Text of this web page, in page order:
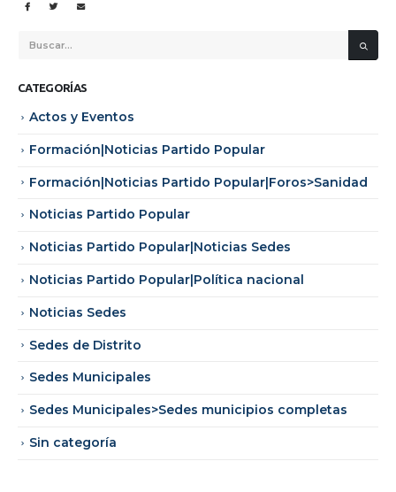
CATEGORÍAS
Actos y Eventos
Formación|Noticias Partido Popular
Formación|Noticias Partido Popular|Foros>Sanidad
Noticias Partido Popular
Noticias Partido Popular|Noticias Sedes
Noticias Partido Popular|Política nacional
Noticias Sedes
Sedes de Distrito
Sedes Municipales
Sedes Municipales>Sedes municipios completas
Sin categoría